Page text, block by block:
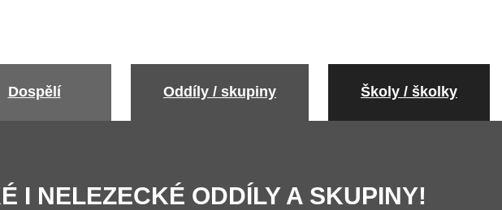
Dospělí Oddíly / skupiny Školy / školky
I NELEZECKÉ ODDÍLY A SKUPINY!